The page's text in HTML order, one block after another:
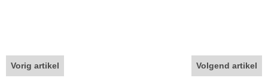
Vorig artikel Volgend artikel